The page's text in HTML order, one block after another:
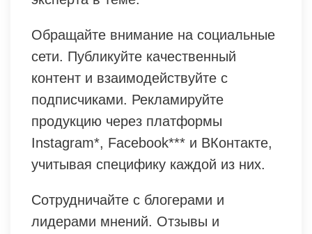
Обращайте внимание на социальные
сети. Публикуйте качественный
контент и взаимодействуйте с
подписчиками. Рекламируйте
продукцию через платформы
Instagram*, Facebook*** и ВКонтакте,
учитывая специфику каждой из них.
Сотрудничайте с блогерами и
лидерами мнений. Отзывы и